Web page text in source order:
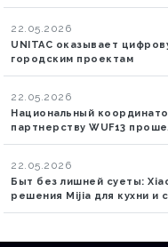
22.05.2026
UNITAC оказывает
городским проектам
22.05.2026
Национальный
партнерству WUF13
22.05.2026
Быт без лишней суеты:
решения Mijia для кухни и